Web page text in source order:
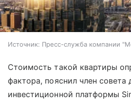
Источник: Пресс-служба компании
Стоимость такой квартиры
фактора, пояснил член совета
инвестиционной платформы